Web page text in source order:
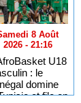
8 Août
2026 - 21:16
U18
: le
domine
et file en